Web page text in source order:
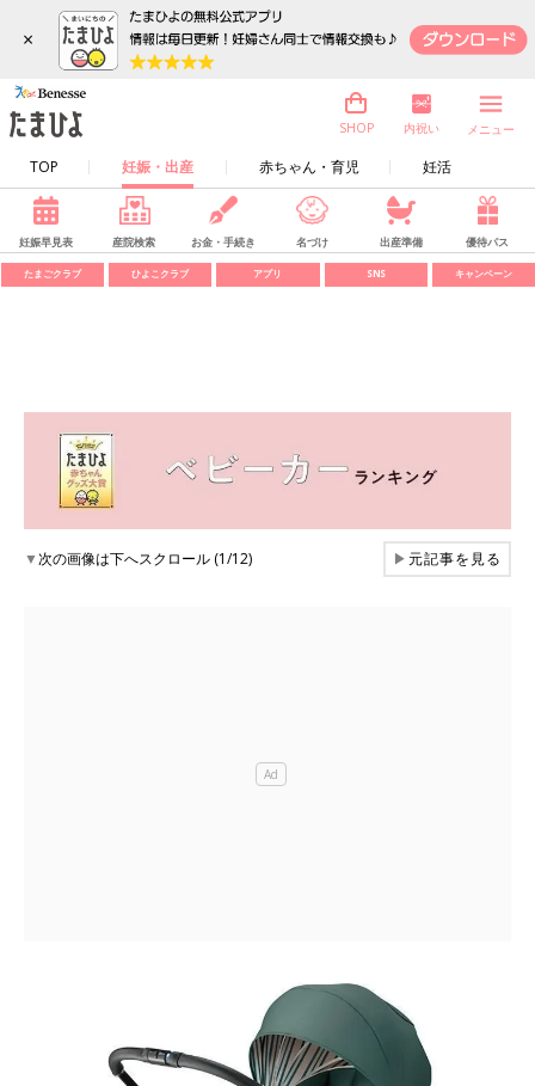
×
TOP 妊娠・出産 赤ちゃん・育児 妊活
SHOP 内祝い メニュー
妊娠早見表 産院検索 お金・手続き 名づけ 出産準備 優待パス
たまごクラブ ひよこクラブ アプリ SNS キャンペーン
▼次の画像は下へスクロール (1/12) ▶元記事を見る